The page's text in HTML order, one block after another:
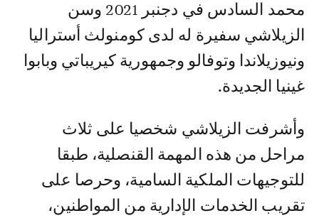
محمد السادس في دجنبر 2021 وسن
الزيلاشي سفيرة له لدى كومنولث أستراليا
ونيوزيلاندا وتوفالو وجمهورية كيريباتي وبابوا
غينيا الجديدة.
وأشرفت الزيلاشي شخصيا على ثلاث
مراحل من هذه المهمة القنصلية، طبقا
للتوجيهات الملكية السامية، وحرصا على
تقريب الخدمات الإدارية من المواطنين،